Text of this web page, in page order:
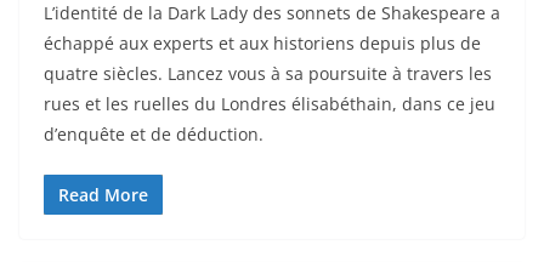
L’identité de la Dark Lady des sonnets de Shakespeare a
échappé aux experts et aux historiens depuis plus de
quatre siècles. Lancez vous à sa poursuite à travers les
rues et les ruelles du Londres élisabéthain, dans ce jeu
d’enquête et de déduction.
Read More